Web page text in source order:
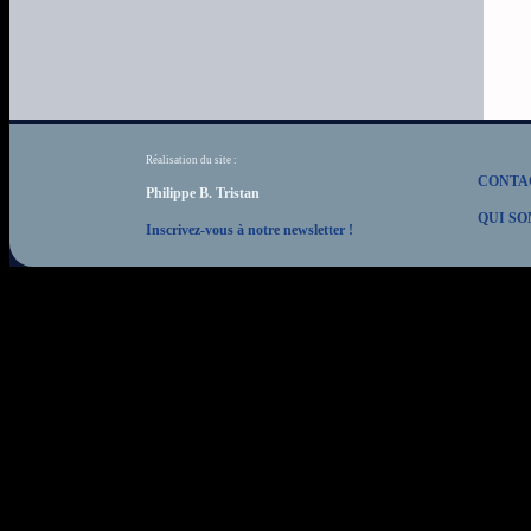
Réalisation du site :
Philippe B. Tristan
Inscrivez-vous à notre newsletter !
QUI